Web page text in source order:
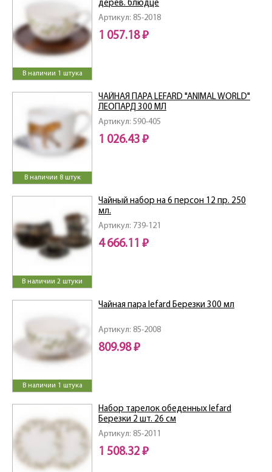
В наличии 1 штука
Артикул: 85-2018
дерев. блюдце
1 057.18 ₽
В наличии 8 штук
Артикул: 590-405
ЧАЙНАЯ ПАРА LEFARD "ANIMAL WORLD"
ЛЕОПАРД 300 МЛ
1 026.43 ₽
В наличии 2 штуки
Артикул: 739-121
Чайный набор на 6 персон 12 пр. 250
мл.
4 666.11 ₽
В наличии 1 штука
Артикул: 85-2008
Чайная пара lefard Березки 300 мл
809.98 ₽
Артикул: 85-2011
Набор тарелок обеденных lefard
Березки 2 шт. 26 см
1 508.32 ₽